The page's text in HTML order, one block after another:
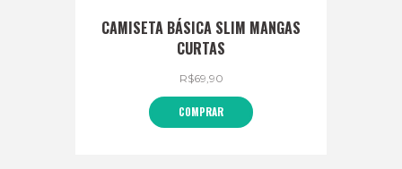
CAMISETA BÁSICA SLIM MANGAS
CURTAS
R$69,90
COMPRAR